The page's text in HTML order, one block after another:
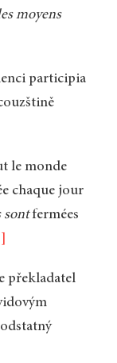
moyens
participia
le monde
chaque jour
sontfermées
překladatel